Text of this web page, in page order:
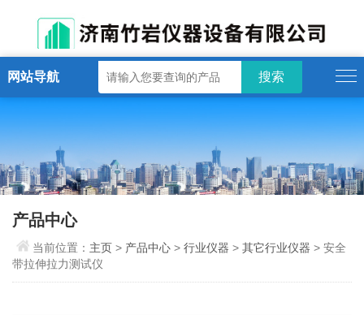
网站导航
产品中心
当前位置： 主页> 产品中心 >行业仪器 >其它行业仪器 > 安全
带拉伸拉力测试仪